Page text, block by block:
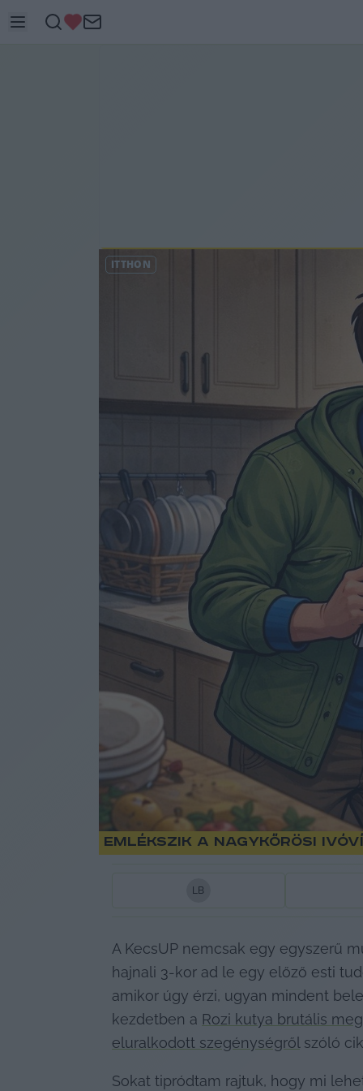
ITTHON
Emlékszik a nagykőrösi
LB
A KecsUP nemcsak egy egyszerű
hajnali 3-kor ad le egy előző esti
amikor úgy érzi, ugyan mindent
kezdetben a Rozi kutya brutális
eluralkodott szegénységről szóló
Sokat tipródtam rajtuk, hogy mi